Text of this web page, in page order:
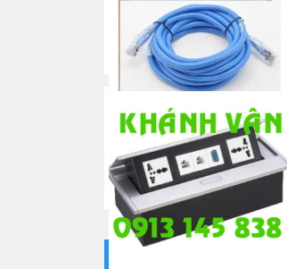
RJ45 Cat 5e – Modular Jack /
Nhân mạng/ Keystone
Mua ngay
Patch cord Cat 5e/ Dây nhảy
mạng
Mua ngay